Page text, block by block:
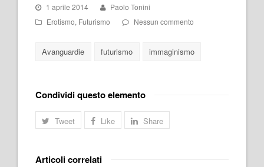
1 aprile 2014
Paolo Tonini
Erotismo, Futurismo Nessun commento
Avanguardie futurismo immaginismo
Condividi questo elemento
Tweet Like Share
Articoli correlati